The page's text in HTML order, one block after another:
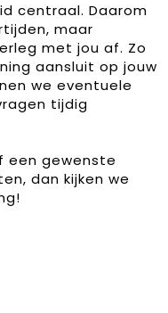
centraal. Daarom
maar
met jou af. Zo
aansluit op jouw
we eventuele
tijdig
een gewenste
dan kijken we